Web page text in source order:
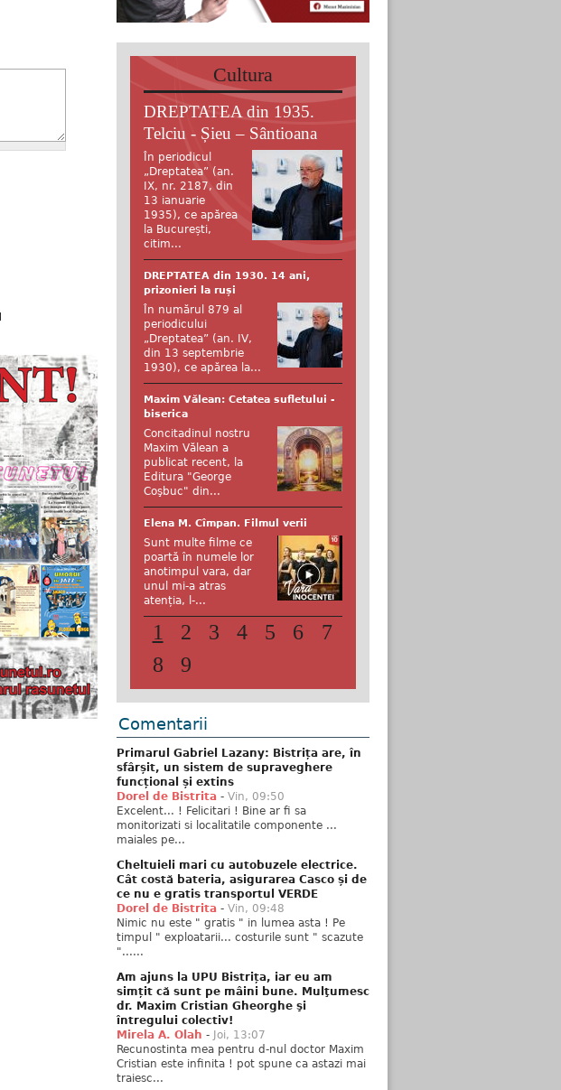
Cultura
DREPTATEA din 1935.
Telciu - Șieu – Sântioana
În periodicul
„Dreptatea” (an.
IX, nr. 2187, din
13 ianuarie
1935), ce apărea
la București,
citim...
DREPTATEA din 1930. 14 ani,
prizonieri la ruși
În numărul 879 al
periodicului
„Dreptatea” (an. IV,
din 13 septembrie
1930), ce apărea la...
Maxim Vălean: Cetatea sufletului -
biserica
Concitadinul nostru
Maxim Vălean a
publicat recent, la
Editura "George
Coşbuc" din...
Elena M. Cîmpan. Filmul verii
Sunt multe filme ce
poartă în numele lor
anotimpul vara, dar
unul mi-a atras
atenția, l-...
1 2 3 4 5 6
7
8
9
Comentarii
Primarul Gabriel Lazany: Bistrița are, în
sfârșit, un sistem de supraveghere
funcțional și extins
Dorel de Bistrita - Vin, 09:50
Excelent... ! Felicitari ! Bine ar fi sa
monitorizati si localitatile componente ...
maiales pe...
Cheltuieli mari cu autobuzele electrice.
Cât costă bateria, asigurarea Casco și de
ce nu e gratis transportul VERDE
Dorel de Bistrita - Vin, 09:48
Nimic nu este " gratis " in lumea asta ! Pe
timpul " exploatarii... costurile sunt " scazute
"......
Am ajuns la UPU Bistrița, iar eu am
simțit că sunt pe mâini bune. Mulţumesc
dr. Maxim Cristian Gheorghe şi
întregului colectiv!
Mirela A. Olah - Joi, 13:07
Recunostinta mea pentru d-nul doctor Maxim
Cristian este infinita ! pot spune ca astazi mai
traiesc...